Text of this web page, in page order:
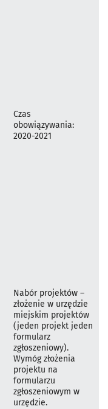
Czas
obowiązywania:
2020-2021
Nabór projektów –
złożenie w urzędzie
miejskim projektów
(jeden projekt jeden
formularz
zgłoszeniowy).
Wymóg złożenia
projektu na
formularzu
zgłoszeniowym w
urzędzie.